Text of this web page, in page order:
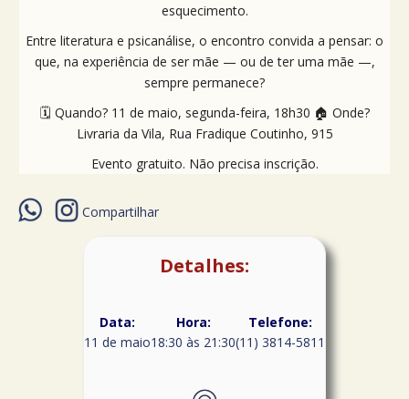
esquecimento.
Entre literatura e psicanálise, o encontro convida a pensar: o
que, na experiência de ser mãe — ou de ter uma mãe —,
sempre permanece?
🗓️ Quando? 11 de maio, segunda-feira, 18h30 🏠 Onde?
Livraria da Vila, Rua Fradique Coutinho, 915
Evento gratuito. Não precisa inscrição.
Compartilhar
Detalhes:
Data:
11 de maio
Hora:
18:30 às 21:30
Telefone:
(11) 3814-5811